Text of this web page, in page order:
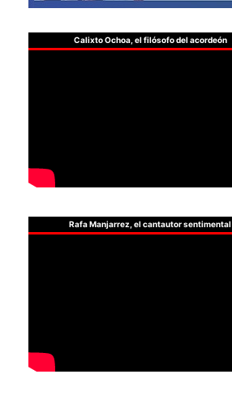
Calixto Ochoa, el filósofo del acordeón
Rafa Manjarrez, el cantautor sentimental